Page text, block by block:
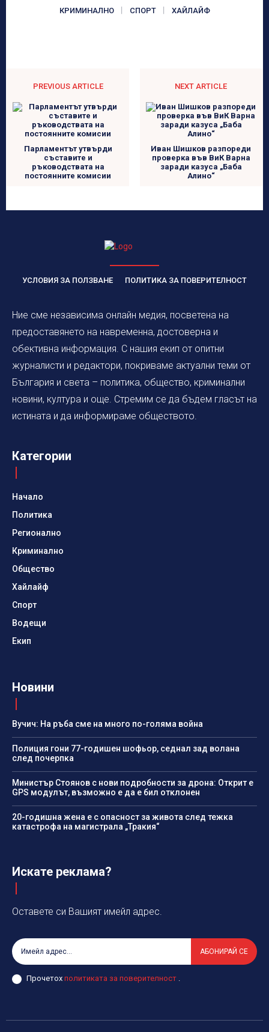
КРИМИНАЛНО СПОРТ ХАЙЛАЙФ
PREVIOUS ARTICLE
Парламентът утвърди
съставите и
ръководствата на
постоянните комисии
NEXT ARTICLE
Иван Шишков разпореди
проверка във ВиК Варна
заради казуса „Баба
Алино“
УСЛОВИЯ ЗА ПОЛЗВАНЕ ПОЛИТИКА ЗА ПОВЕРИТЕЛНОСТ
Ние сме независима онлайн медия, посветена на
предоставянето на навременна, достоверна и
обективна информация. С нашия екип от опитни
журналисти и редактори, покриваме актуални теми от
България и света – политика, общество, криминални
новини, култура и още. Стремим се да бъдем гласът на
истината и да информираме обществото.
Категории
Начало
Политика
Регионално
Криминално
Общество
Хайлайф
Спорт
Водещи
Екип
Новини
Вучич: На ръба сме на много по-голяма война
Полиция гони 77-годишен шофьор, седнал зад волана
след почерпка
Министър Стоянов с нови подробности за дрона: Открит е
GPS модулът, възможно е да е бил отклонен
20-годишна жена е с опасност за живота след тежка
катастрофа на магистрала „Тракия“
Искате реклама?
Оставете си Вашият имейл адрес.
АБОНИРАЙ СЕ
Прочетох политиката за поверителност .